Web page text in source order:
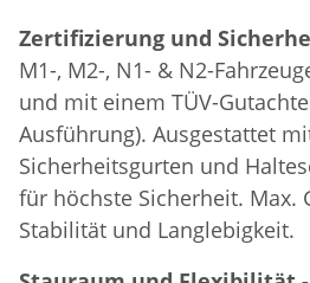
Zertifizierung und
M1-, M2-, N1- & N2-
und mit einem TÜV-
Ausführung). Ausgestattet
Sicherheitsgurten und
für höchste Sicherheit. Max.
Stabilität und Langlebigkeit.